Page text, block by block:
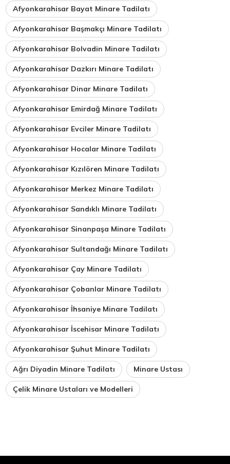
Afyonkarahisar Bayat Minare Tadilatı
Afyonkarahisar Başmakçı Minare Tadilatı
Afyonkarahisar Bolvadin Minare Tadilatı
Afyonkarahisar Dazkırı Minare Tadilatı
Afyonkarahisar Dinar Minare Tadilatı
Afyonkarahisar Emirdağ Minare Tadilatı
Afyonkarahisar Evciler Minare Tadilatı
Afyonkarahisar Hocalar Minare Tadilatı
Afyonkarahisar Kızılören Minare Tadilatı
Afyonkarahisar Merkez Minare Tadilatı
Afyonkarahisar Sandıklı Minare Tadilatı
Afyonkarahisar Sinanpaşa Minare Tadilatı
Afyonkarahisar Sultandağı Minare Tadilatı
Afyonkarahisar Çay Minare Tadilatı
Afyonkarahisar Çobanlar Minare Tadilatı
Afyonkarahisar İhsaniye Minare Tadilatı
Afyonkarahisar İscehisar Minare Tadilatı
Afyonkarahisar Şuhut Minare Tadilatı
Ağrı Diyadin Minare Tadilatı Minare Ustası
Çelik Minare Ustaları ve Modelleri